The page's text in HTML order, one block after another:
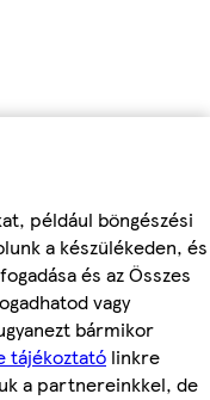
például böngészési
a készülékeden, és
és az Összes
vagy
bármikor
tájékoztató linkre
a partnereinkkel, de